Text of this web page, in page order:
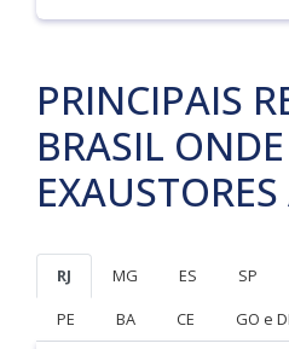
PRINCIPAIS
BRASIL
RJ MG ES SP
PE
BA CE GO e